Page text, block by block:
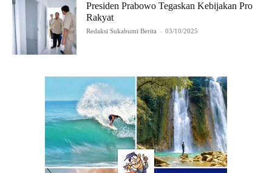
Presiden Prabowo Tegaskan Kebijakan Pro
Rakyat
Redaksi Sukabumi Berita - 03/10/2025